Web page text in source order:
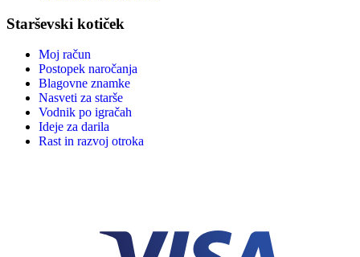
Starševski kotiček
Moj račun
Postopek naročanja
Blagovne znamke
Nasveti za starše
Vodnik po igračah
Ideje za darila
Rast in razvoj otroka